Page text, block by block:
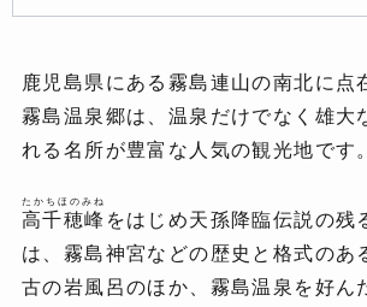
鹿児島県にある霧島連山の南北に点
霧島温泉郷は、温泉だけでなく雄大
れる名所が豊富な人気の観光地です。
高千穂峰
たかちほのみね
をはじめ天孫降臨伝説の残
は、霧島神宮などの歴史と格式のあ
古の岩風呂のほか、霧島温泉を好ん